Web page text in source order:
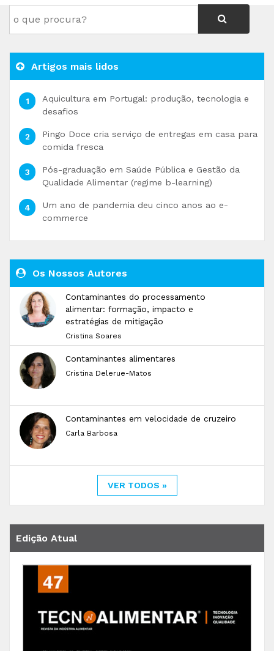
Artigos mais lidos
Aquicultura em Portugal: produção, tecnologia e
desafios
Pingo Doce cria serviço de entregas em casa para
comida fresca
Pós-graduação em Saúde Pública e Gestão da
Qualidade Alimentar (regime b-learning)
Um ano de pandemia deu cinco anos ao e-
commerce
Os Nossos Autores
Contaminantes do processamento
alimentar: formação, impacto e
estratégias de mitigação
Cristina Soares
Contaminantes alimentares
Cristina Delerue-Matos
Contaminantes em velocidade de cruzeiro
Carla Barbosa
VER TODOS »
Edição Atual